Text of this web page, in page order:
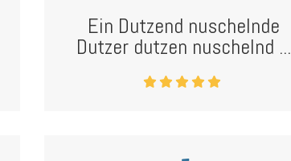
Ein Dutzend nuschelnde
Dutzer dutzen nuschelnd ...